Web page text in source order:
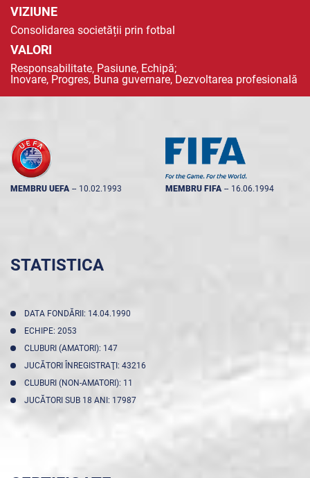
VIZIUNE
Consolidarea societății prin fotbal
VALORI
Responsabilitate, Pasiune, Echipă;
Inovare, Progres, Buna guvernare, Dezvoltarea profesională
MEMBRU UEFA -- 10.02.1993 MEMBRU FIFA -- 16.06.1994
STATISTICA
DATA FONDĂRII: 14.04.1990
ECHIPE: 2053
CLUBURI (AMATORI): 147
JUCĂTORI ÎNREGISTRAŢI: 43216
CLUBURI (NON-AMATORI): 11
JUCĂTORI SUB 18 ANI: 17987